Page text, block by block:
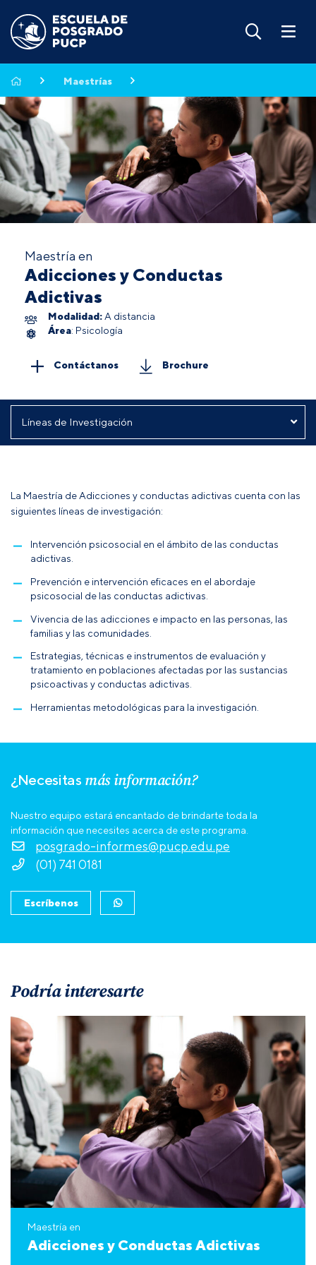
Maestrías
Maestría en
Adicciones y Conductas
Adictivas
Modalidad: A distancia
Área: Psicología
Contáctanos Brochure
La Maestría de Adicciones y conductas adictivas cuenta con las
siguientes líneas de investigación:
Intervención psicosocial en el ámbito de las conductas
adictivas.
Prevención e intervención eficaces en el abordaje
psicosocial de las conductas adictivas.
Vivencia de las adicciones e impacto en las personas, las
familias y las comunidades.
Estrategias, técnicas e instrumentos de evaluación y
tratamiento en poblaciones afectadas por las sustancias
psicoactivas y conductas adictivas.
Herramientas metodológicas para la investigación.
¿Necesitas más información?
Nuestro equipo estará encantado de brindarte toda la
información que necesites acerca de este programa.
posgrado-informes@pucp.edu.pe
(01) 741 0181
Escríbenos
Podría interesarte
Maestría en
Adicciones y Conductas Adictivas